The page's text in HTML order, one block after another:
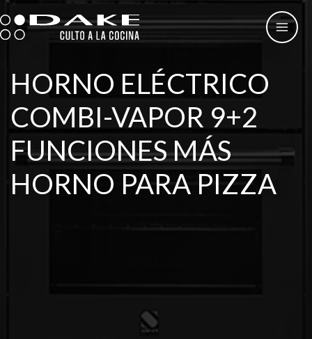
al
contenido
HORNO ELÉCTRICO
COMBI-VAPOR 9+2
FUNCIONES MÁS
HORNO PARA PIZZA